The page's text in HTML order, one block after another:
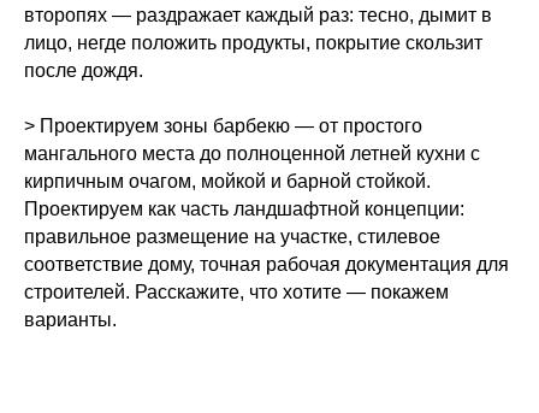
второпях — раздражает каждый раз: тесно, дымит в
лицо, негде положить продукты, покрытие скользит
после дождя.
> Проектируем зоны барбекю — от простого
мангального места до полноценной летней кухни с
кирпичным очагом, мойкой и барной стойкой.
Проектируем как часть ландшафтной концепции:
правильное размещение на участке, стилевое
соответствие дому, точная рабочая документация для
строителей. Расскажите, что хотите — покажем
варианты.